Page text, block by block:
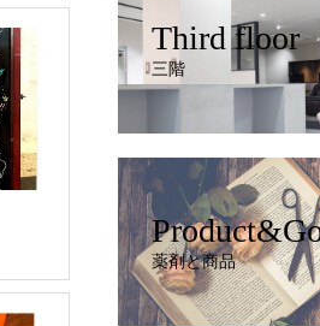
Third floor
三階
薬剤と商品